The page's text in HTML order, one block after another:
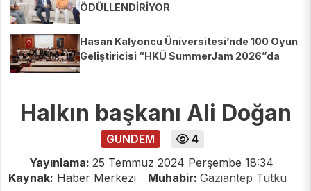
ÖDÜLLENDİRİYOR
Hasan Kalyoncu Üniversitesi’nde 100 Oyun
Geliştiricisi “HKÜ SummerJam 2026”da
Halkın başkanı Ali Doğan
GUNDEM
4
Yayınlama: 25 Temmuz 2024 Perşembe 18:34
Kaynak: Haber Merkezi Muhabir: Gaziantep Tutku